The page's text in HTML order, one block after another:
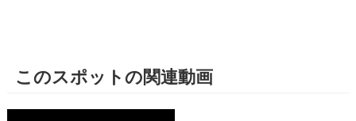
このスポットの関連動画